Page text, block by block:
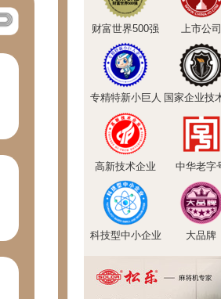
财富世界500强 上市公司
专精特新小巨人
高新技术企业 中华老字
科技型中小企业 大品牌